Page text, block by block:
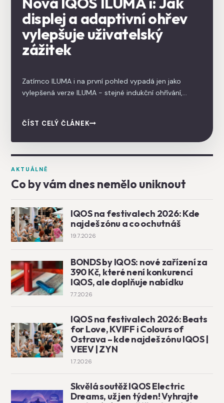
displej a adaptivní ohřev
vylepšuje uživatelský
zážitek
Zatímco ILUMA i na první pohled vypadá jen jako
vylepšená verze ILUMA - stejné indukční ohřívání,
displej. ILUMA i je první IQOS, který přidává uživatelské
ČÍST CELÝ ČLÁNEK
AKTUÁLNĚ
Co by vám dnes nemělo uniknout
IQOS na festivalech 2026: Kde
najdeš zónu a co ochutnáš
19.7.2026
BONDS by IQOS: nové zařízení za
390 Kč, které není konkurencí
IQOS, ale doplňuje nabídku
7.7.2026
IQOS na festivalech 2026: Beats
for Love, KVIFF i Colours of
Ostrava – kde najdeš zónu IQOS |
VEEV | ZYN
1.7.2026
Skvělá soutěž IQOS Electric
Dreams, už jen týden! Vyhrajte